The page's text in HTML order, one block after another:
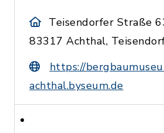
Teisendorfer Straße
83317 Achthal,
https://
achthal.byseum.de